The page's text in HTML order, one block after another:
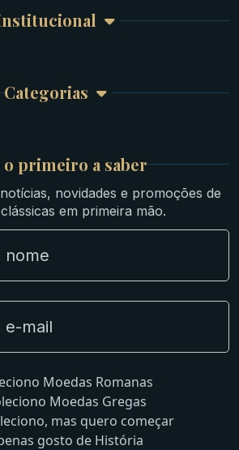
Meus Pedidos
de Compra
Atendimento
Categorias
Byzantinas
Bíblicas
Ouro
Ibéricas
Lotes Grandes
Numismático
e NNC Encapsuladas
Novidades
o primeiro a saber
novidades e promoções de
em primeira mão.
Moedas Romanas
Moedas Gregas
mas quero começar
gosto de História